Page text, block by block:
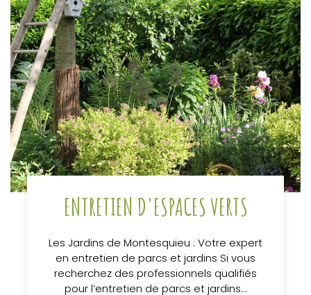
ENTRETIEN D'ESPACES VERTS
Les Jardins de Montesquieu : Votre expert
en entretien de parcs et jardins Si vous
recherchez des professionnels qualifiés
pour l’entretien de parcs et jardins…